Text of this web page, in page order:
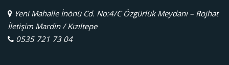
Yeni Mahalle İnönü Cd. No:4/C Özgürlük Meydanı – Rojhat
İletişim Mardin / Kızıltepe
0535 721 73 04